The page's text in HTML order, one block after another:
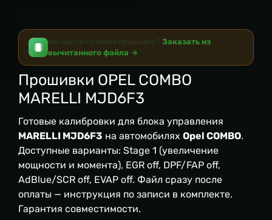
Не нашли нужную прошивку? Заказать из
вычитанного файла →
Прошивки OPEL COMBO
MARELLI MJD6F3
Готовые калибровки для блока управления
MARELLI MJD6F3 на автомобилях Opel COMBO.
Доступные варианты: Stage 1 (увеличение
мощности и момента), EGR off, DPF/FAP off,
AdBlue/SCR off, EVAP off. Файл сразу после
оплаты — инструкция по записи в комплекте.
Гарантия совместимости.